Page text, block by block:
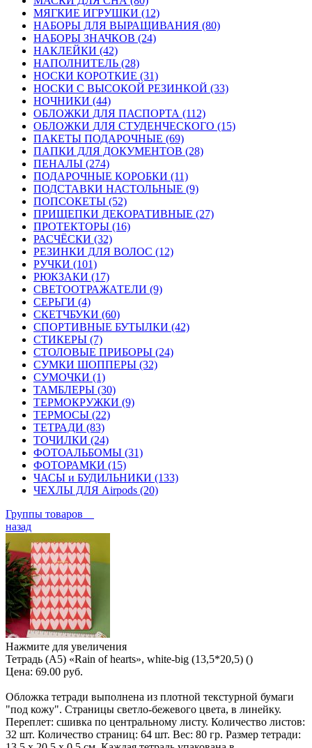
МЯГКИЕ ИГРУШКИ (12)
НАБОРЫ ДЛЯ ВЫРАЩИВАНИЯ (80)
НАБОРЫ ЗНАЧКОВ (24)
НАКЛЕЙКИ (42)
НАПОЛНИТЕЛЬ (28)
НОСКИ КОРОТКИЕ (31)
НОСКИ С ВЫСОКОЙ РЕЗИНКОЙ (33)
НОЧНИКИ (44)
ОБЛОЖКИ ДЛЯ ПАСПОРТА (112)
ОБЛОЖКИ ДЛЯ СТУДЕНЧЕСКОГО (15)
ПАКЕТЫ ПОДАРОЧНЫЕ (69)
ПАПКИ ДЛЯ ДОКУМЕНТОВ (28)
ПЕНАЛЫ (274)
ПОДАРОЧНЫЕ КОРОБКИ (11)
ПОДСТАВКИ НАСТОЛЬНЫЕ (9)
ПОПСОКЕТЫ (52)
ПРИЩЕПКИ ДЕКОРАТИВНЫЕ (27)
ПРОТЕКТОРЫ (16)
РАСЧЁСКИ (32)
РЕЗИНКИ ДЛЯ ВОЛОС (12)
РУЧКИ (101)
РЮКЗАКИ (17)
СВЕТООТРАЖАТЕЛИ (9)
СЕРЬГИ (4)
СКЕТЧБУКИ (60)
СПОРТИВНЫЕ БУТЫЛКИ (42)
СТИКЕРЫ (7)
СТОЛОВЫЕ ПРИБОРЫ (24)
СУМКИ ШОППЕРЫ (32)
СУМОЧКИ (1)
ТАМБЛЕРЫ (30)
ТЕРМОКРУЖКИ (9)
ТЕРМОСЫ (22)
ТЕТРАДИ (83)
ТОЧИЛКИ (24)
ФОТОАЛЬБОМЫ (31)
ФОТОРАМКИ (15)
ЧАСЫ и БУДИЛЬНИКИ (133)
ЧЕХЛЫ ДЛЯ Airpods (20)
Группы товаров
назад
Нажмите для увеличения
Тетрадь (A5) «Rain of hearts», white-big (13,5*20,5) ()
Цена: 69.00 руб.
Обложка тетради выполнена из плотной текстурной бумаги
"под кожу". Страницы светло-бежевого цвета, в линейку.
Переплет: сшивка по центральному листу. Количество листов:
32 шт. Количество страниц: 64 шт. Вес: 80 гр. Размер тетради: